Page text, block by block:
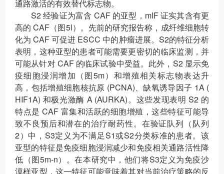
通路激活的有效替代标志物。
S2 经验证为富含 CAF 的亚型，mIF 证实其含有更
高的 CAF（图5l）。先前的研究报告称，成纤维细胞转
化为 CAF 可促进 ESCC 中的肿瘤进展。S2的特征分析
表明，这种亚型的患者可能需要更密切的临床监测，并
可能从针对 CAF 的临床试验中受益。此外，S2 显示免
疫细胞浸润增加（图5m）和增殖相关标志物表达升
高，包括增殖细胞核抗原 (PCNA)、缺氧诱导因子 1A (
HIF1A) 和极光激酶 A (AURKA)。这些发现表明 S2 的
特点是 CAF 富集和活跃的细胞增殖，这些特征可能导
致不良预后和潜在的治疗耐药性。在验证队列（队列
2）中，S3定义为不满足S1或S2分类标准的患者。该
亚型的特征是免疫细胞浸润减少和免疫相关通路活性降
低（图5m-n）。在本研究中，他们将S3定义为免疫沙
漠样亚型，这一特征可能意味着其对当前治疗策略的反